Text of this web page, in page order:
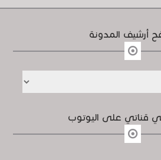
أرشيف المدونة
قناتي على اليوتوب